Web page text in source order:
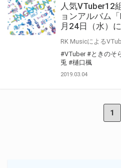
人気VTuber12
ョンアルバム
月24日（水）
#VTuber #ときのそ
兎 #樋口楓
2019.03.04
1